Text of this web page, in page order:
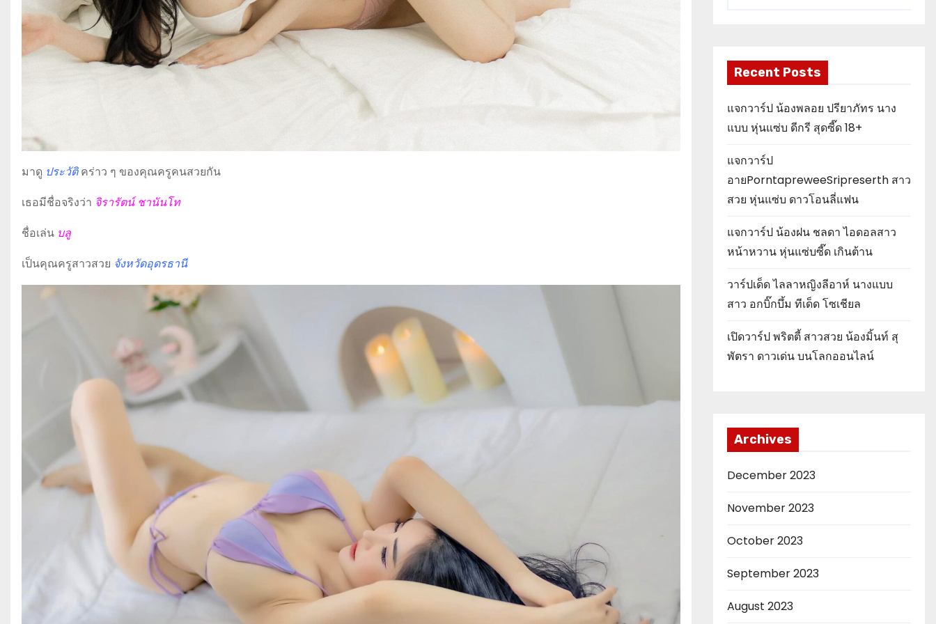
มาดู ประวัติคร่าว ๆ ของคุณครูคนสวยกัน
เธอมีชื่อจริงว่า จิรารัตน์ ชานันโท
ชื่อเล่น บลู
เป็นคุณครูสาวสวย จังหวัดอุดรธานี
Recent Posts
แจกวาร์ป น้องพลอย ปรียาภัทร นาง
แบบ หุ่นแซ่บ ดีกรี สุดซี๊ด 18+
แจกวาร์ป
อายPorntapreweeSripreserth สาว
สวย หุ่นแซ่บ ดาวโอนลี่แฟน
แจกวาร์ป น้องฝน ชลดา ไอดอลสาว
หน้าหวาน หุ่นแซ่บซี๊ด เกินต้าน
วาร์ปเด็ด ไลลาหญิงลีอาห์ นางแบบ
สาว อกบิ๊กบึ้ม ทีเด็ด โซเชียล
เปิดวาร์ป พริตตี้ สาวสวย น้องมิ้นท์ สุ
พัตรา ดาวเด่น บนโลกออนไลน์
Archives
December 2023
November 2023
October 2023
September 2023
August 2023